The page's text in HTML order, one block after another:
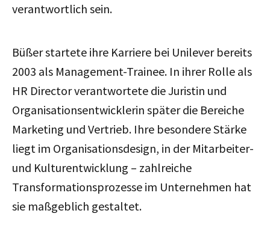
verantwortlich sein.
Büßer startete ihre Karriere bei Unilever bereits
2003 als Management-Trainee. In ihrer Rolle als
HR Director verantwortete die Juristin und
Organisationsentwicklerin später die Bereiche
Marketing und Vertrieb. Ihre besondere Stärke
liegt im Organisationsdesign, in der Mitarbeiter-
und Kulturentwicklung – zahlreiche
Transformationsprozesse im Unternehmen hat
sie maßgeblich gestaltet.